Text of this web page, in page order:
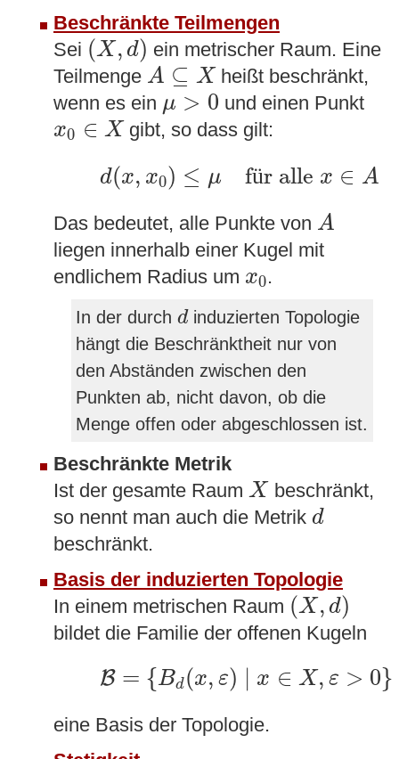
Beschränkte Teilmengen
Sei (X, d)
(X,d)
ein metrischer Raum. Eine
Teilmenge A ⊆ X
A ⊆X
heißt beschränkt,
wenn es ein μ > 0
μ>0
und einen Punkt
x0 ∈ X
x0 ∈ X gibt, so dass gilt:
d(x, x0) ≤ μ für alle x ∈ A
,x ) für alle
Das bedeutet, alle Punkte von A
A
liegen innerhalb einer Kugel mit
endlichem Radius um x0
x0.
In der durch d
d induzierten Topologie
hängt die Beschränktheit nur von
den Abständen zwischen den
Punkten ab, nicht davon, ob die
Menge offen oder abgeschlossen ist.
Beschränkte Metrik
Ist der gesamte Raum X
X beschränkt,
so nennt man auch die Metrik d
d
beschränkt.
Basis der induzierten Topologie
In einem metrischen Raum (X, d)
(X,d)
bildet die Familie der offenen Kugeln
B = {Bd(x, ε) ∣ x ∈ X, ε > 0}
B={Bd ,ε ∣ ∈X,ε >0}
eine Basis der Topologie.